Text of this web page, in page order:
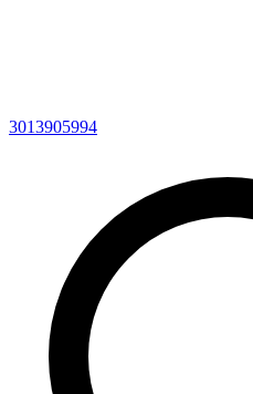
3013905994